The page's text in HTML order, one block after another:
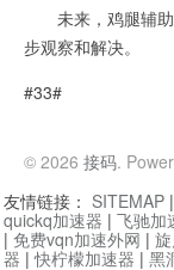
未来，鸡腿辅助
步观察和解决。
#33#
© 2026 接码.
友情链接： SITEMAP |
quickq加速器 | 飞驰加
| 免费vqn加速外网 |
器 |快柠檬加速器 | 黑